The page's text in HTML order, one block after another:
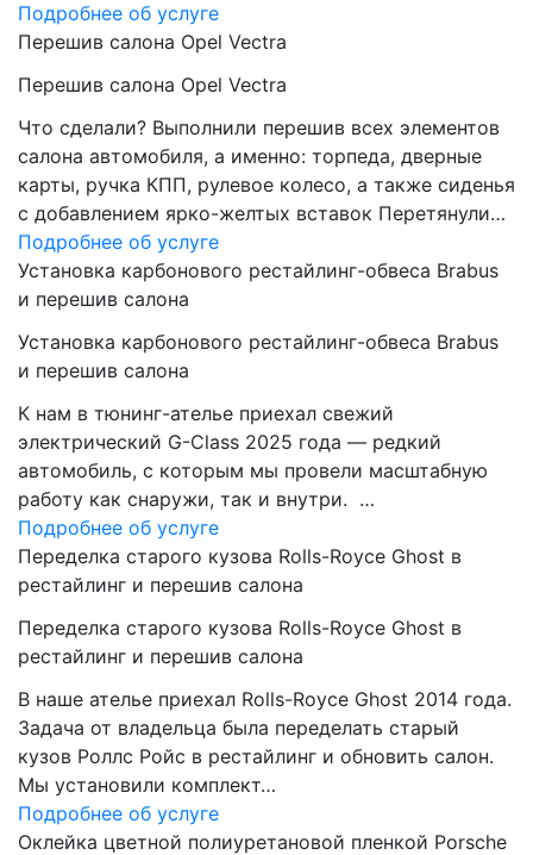
Подробнее об услуге
Перешив салона Opel Vectra
Перешив салона Opel Vectra
Что сделали? Выполнили перешив всех элементов
салона автомобиля, а именно: торпеда, дверные
карты, ручка КПП, рулевое колесо, а также сиденья
с добавлением ярко-желтых вставок Перетянули…
Подробнее об услуге
Установка карбонового рестайлинг-обвеса Brabus
и перешив салона
Установка карбонового рестайлинг-обвеса Brabus
и перешив салона
К нам в тюнинг-ателье приехал свежий
электрический G-Class 2025 года — редкий
автомобиль, с которым мы провели масштабную
работу как снаружи, так и внутри. …
Подробнее об услуге
Переделка старого кузова Rolls-Royce Ghost в
рестайлинг и перешив салона
Переделка старого кузова Rolls-Royce Ghost в
рестайлинг и перешив салона
В наше ателье приехал Rolls-Royce Ghost 2014 года.
Задача от владельца была переделать старый
кузов Роллс Ройс в рестайлинг и обновить салон.
Мы установили комплект…
Подробнее об услуге
Оклейка цветной полиуретановой пленкой Porsche